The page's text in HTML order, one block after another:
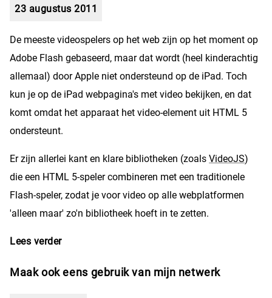
23 augustus 2011
De meeste videospelers op het web zijn op het moment op
Adobe Flash gebaseerd, maar dat wordt (heel kinderachtig
allemaal) door Apple niet ondersteund op de iPad. Toch
kun je op de iPad webpagina's met video bekijken, en dat
komt omdat het apparaat het video-element uit HTML 5
ondersteunt.
Er zijn allerlei kant en klare bibliotheken (zoals VideoJS)
die een HTML 5-speler combineren met een traditionele
Flash-speler, zodat je voor video op alle webplatformen
'alleen maar' zo'n bibliotheek hoeft in te zetten.
Lees verderover Video op de iPad
Maak ook eens gebruik van mijn netwerk